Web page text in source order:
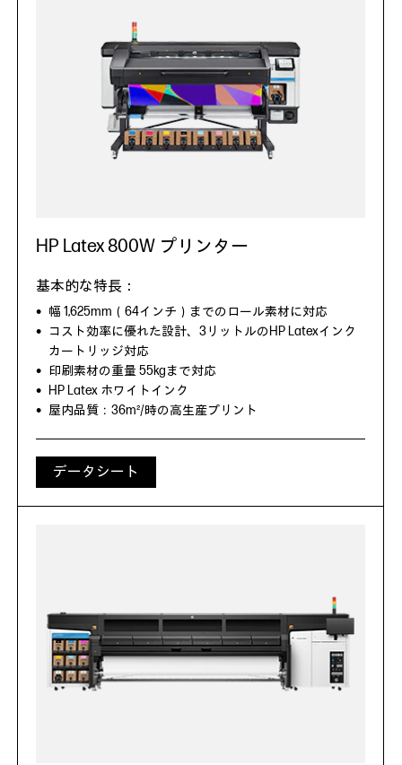
HP Latex 800W プリンター
幅 1,625mm（64インチ）までのロール素材に対応
コスト効率に優れた設計、3リットルのHP Latexインク
カートリッジ対応
印刷素材の重量 55kgまで対応
HP Latex ホワイトインク
屋内品質：36m²/時の高生産プリント
データシート